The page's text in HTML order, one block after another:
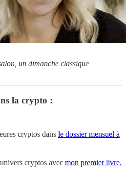
un dimanche classique
la crypto :
cryptos dans le dossier mensuel à
cryptos avec mon premier livre.